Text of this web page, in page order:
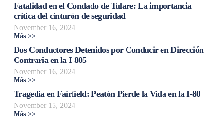
Fatalidad en el Condado de Tulare: La importancia
crítica del cinturón de seguridad
November 16, 2024
Más >>
Dos Conductores Detenidos por Conducir en Dirección
Contraria en la I-805
November 16, 2024
Más >>
Tragedia en Fairfield: Peatón Pierde la Vida en la I-80
November 15, 2024
Más >>